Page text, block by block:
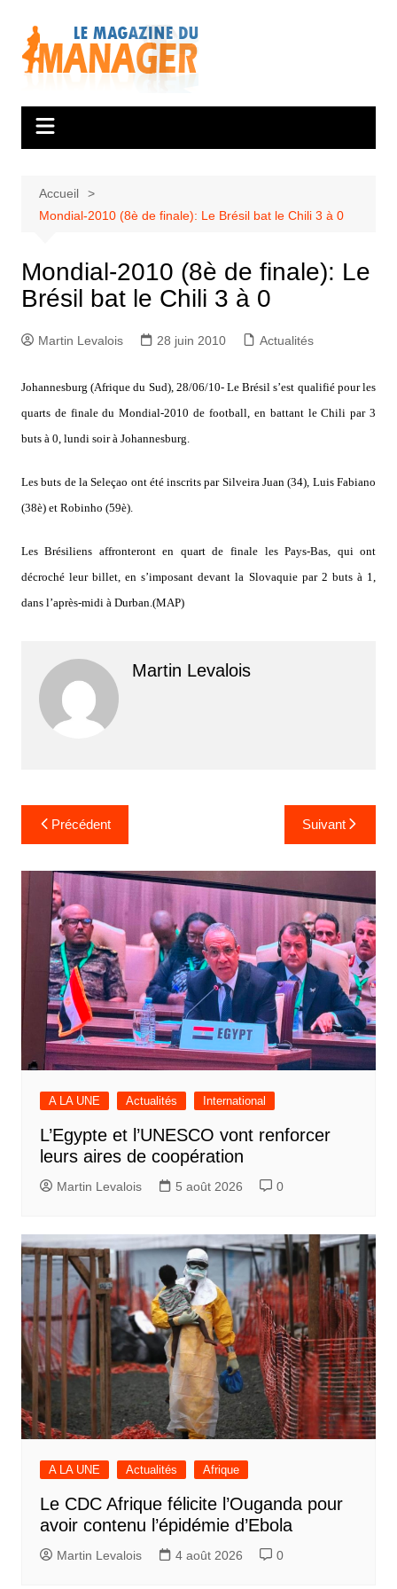
contenu
Accueil
Mondial-2010 (8è de finale): Le Brésil bat le Chili 3 à 0
Mondial-2010 (8è de finale): Le
Brésil bat le Chili 3 à 0
Martin Levalois 28 juin 2010 Actualités
Johannesburg (Afrique du Sud), 28/06/10- Le Brésil s’est qualifié pour les
quarts de finale du Mondial-2010 de football, en battant le Chili par 3
buts à 0, lundi soir à Johannesburg.
Les buts de la Seleçao ont été inscrits par Silveira Juan (34), Luis Fabiano
(38è) et Robinho (59è).
Les Brésiliens affronteront en quart de finale les Pays-Bas, qui ont
décroché leur billet, en s’imposant devant la Slovaquie par 2 buts à 1,
dans l’après-midi à Durban.(MAP)
Martin Levalois
Navigation
de
l’article
Précédent Suivant
A LA UNE Actualités International
L’Egypte et l’UNESCO vont renforcer
leurs aires de coopération
Martin Levalois 5 août 2026 0
A LA UNE Actualités Afrique
Le CDC Afrique félicite l’Ouganda pour
avoir contenu l’épidémie d’Ebola
Martin Levalois 4 août 2026 0